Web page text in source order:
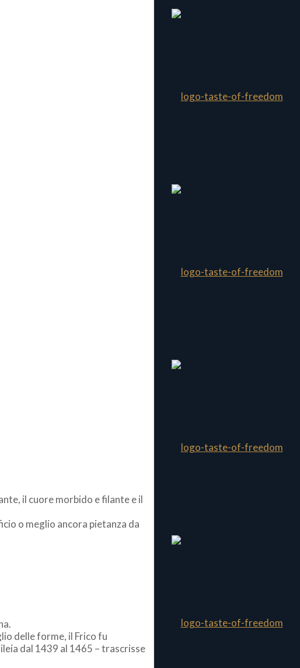
il cuore morbido e filante e il
o meglio ancora pietanza da
delle forme, il Frico fu
dal 1439 al 1465 – trascrisse